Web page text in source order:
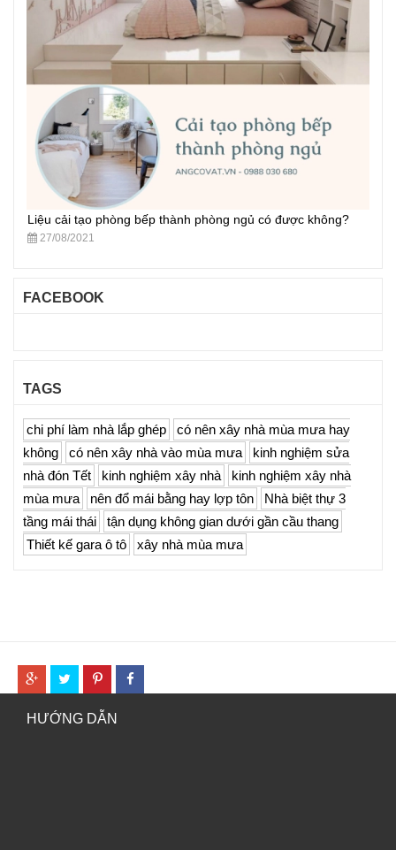
Liệu cải tạo phòng bếp thành phòng ngủ có được không?
27/08/2021
FACEBOOK
TAGS
chi phí làm nhà lắp ghép
có nên xây nhà mùa mưa hay
không
có nên xây nhà vào mùa mưa
kinh nghiệm sửa
nhà đón Tết
kinh nghiệm xây nhà
kinh nghiệm xây nhà
mùa mưa
nên đổ mái bằng hay lợp tôn
Nhà biệt thự 3
tầng mái thái
tận dụng không gian dưới gần cầu thang
Thiết kế gara ô tô
xây nhà mùa mưa
HƯỚNG DẪN